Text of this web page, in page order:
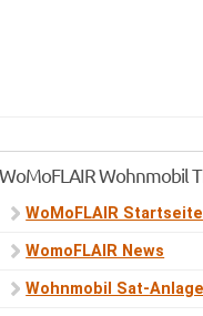
WoMoFLAIR Wohnmobil
WoMoFLAIR Startseite
WomoFLAIR News
Wohnmobil Sat-Anlage